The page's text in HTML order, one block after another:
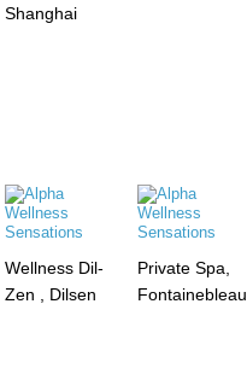
Shanghai
Wellness Dil-
Zen , Dilsen
Private Spa,
Fontainebleau